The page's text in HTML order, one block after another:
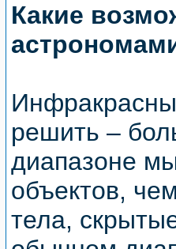
Какие
решить –
диапазоне
объектов,
тела,